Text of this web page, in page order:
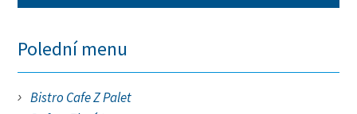
Polední menu
Bistro Cafe Z Palet